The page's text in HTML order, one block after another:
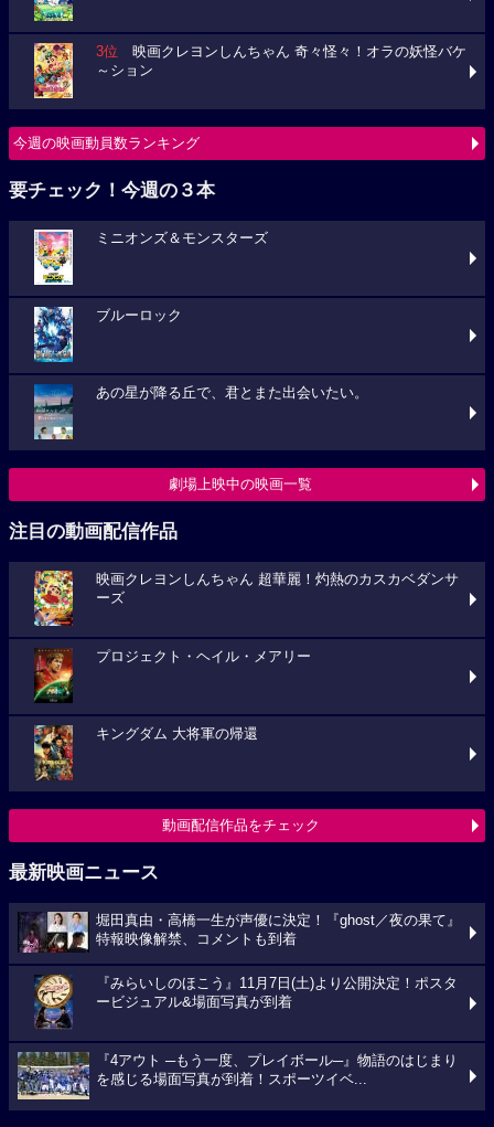
3位 映画クレヨンしんちゃん 奇々怪々！オラの妖怪バケ
～ション
今週の映画動員数ランキング
要チェック！今週の３本
ミニオンズ＆モンスターズ
ブルーロック
あの星が降る丘で、君とまた出会いたい。
劇場上映中の映画一覧
注目の動画配信作品
映画クレヨンしんちゃん 超華麗！灼熱のカスカベダンサ
ーズ
プロジェクト・ヘイル・メアリー
キングダム 大将軍の帰還
動画配信作品をチェック
最新映画ニュース
堀田真由・高橋一生が声優に決定！『ghost／夜の果て』
特報映像解禁、コメントも到着
『みらいしのほこう』11月7日(土)より公開決定！ポスタ
ービジュアル&場面写真が到着
『4アウト ─もう一度、プレイボール─』物語のはじまり
を感じる場面写真が到着！スポーツイベ...